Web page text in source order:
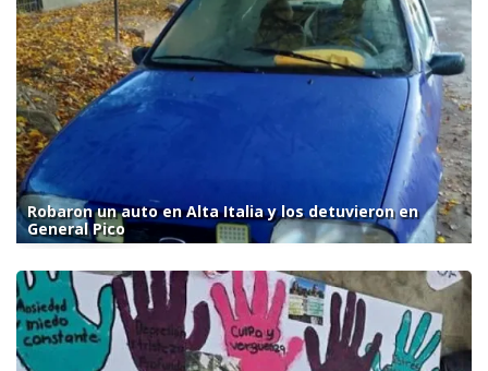
Robaron un auto en Alta Italia y los detuvieron en
General Pico